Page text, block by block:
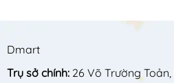
Dmart
Trụ sở chính: 26 Võ Trường